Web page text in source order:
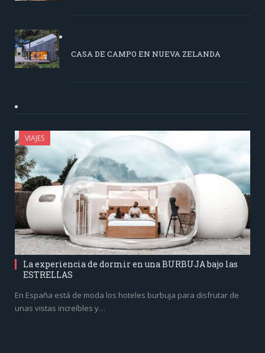
CASA DE CAMPO EN NUEVA ZELANDA
VIAJES
La experiencia de dormir en una BURBUJA bajo las
ESTRELLAS
En España está de moda los hoteles burbuja para disfrutar de
unas vistas increíbles y…